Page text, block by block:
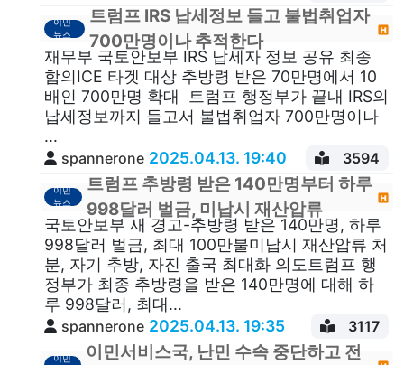
이민
뉴스
트럼프 IRS 납세정보 들고 불법취업자
700만명이나 추적한다
재무부 국토안보부 IRS 납세자 정보 공유 최종
합의ICE 타겟 대상 추방령 받은 70만명에서 10
배인 700만명 확대 트럼프 행정부가 끝내 IRS의
납세정보까지 들고서 불법취업자 700만명이나
...
spannerone 2025.04.13. 19:40 3594
이민
뉴스
트럼프 추방령 받은 140만명부터 하루
998달러 벌금, 미납시 재산압류
국토안보부 새 경고-추방령 받은 140만명, 하루
998달러 벌금, 최대 100만불미납시 재산압류 처
분, 자기 추방, 자진 출국 최대화 의도트럼프 행
정부가 최종 추방령을 받은 140만명에 대해 하
루 998달러, 최대...
spannerone 2025.04.13. 19:35 3117
이민
이민서비스국, 난민 수속 중단하고 전